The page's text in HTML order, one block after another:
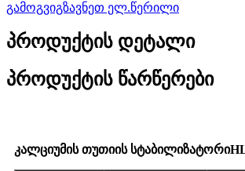
გამოგვიგზავნეთ ელ.წერილი
პროდუქტის დეტალი
პროდუქტის წარწერები
კალციუმის თუთიის სტაბილიზატორი